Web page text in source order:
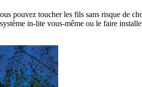
pouvez toucher les fils sans risque de
in-lite vous-même ou le faire